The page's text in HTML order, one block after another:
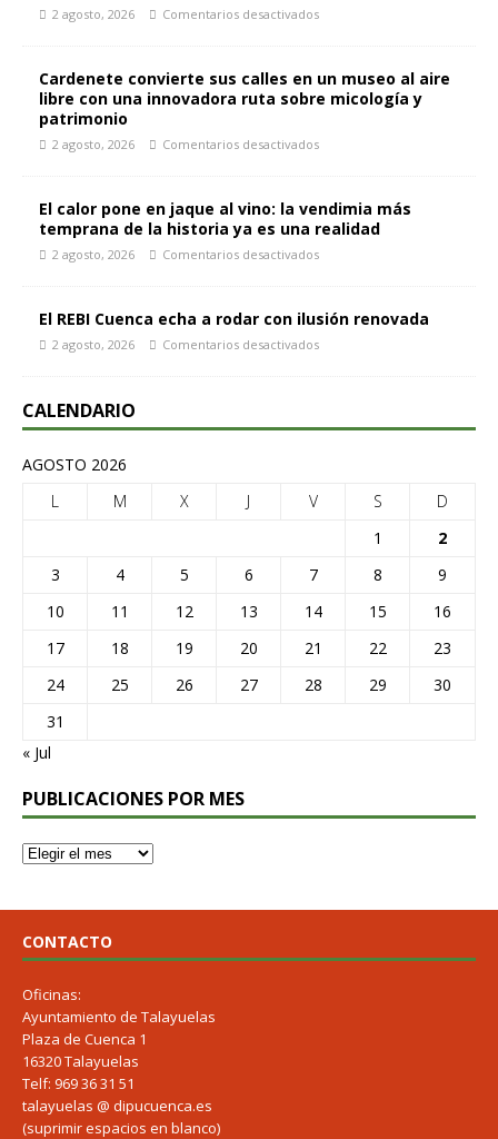
2 agosto, 2026 Comentarios desactivados
Cardenete convierte sus calles en un museo al aire
libre con una innovadora ruta sobre micología y
patrimonio
2 agosto, 2026 Comentarios desactivados
El calor pone en jaque al vino: la vendimia más
temprana de la historia ya es una realidad
2 agosto, 2026 Comentarios desactivados
El REBI Cuenca echa a rodar con ilusión renovada
2 agosto, 2026 Comentarios desactivados
CALENDARIO
AGOSTO 2026
L
M X J V S
D
1
2
3
4 5 6 7 8
9
10
11 12 13 14 15
16
17
18 19 20 21 22
23
24
25 26 27 28 29
30
31
« Jul
PUBLICACIONES POR MES
CONTACTO
Oficinas:
Ayuntamiento de Talayuelas
Plaza de Cuenca 1
16320 Talayuelas
Telf: 969 36 31 51
talayuelas @ dipucuenca.es
(suprimir espacios en blanco)